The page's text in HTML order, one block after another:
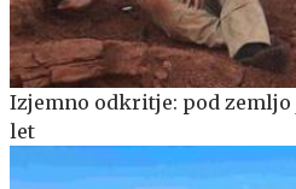
Izjemno odkritje: pod zemljo
let